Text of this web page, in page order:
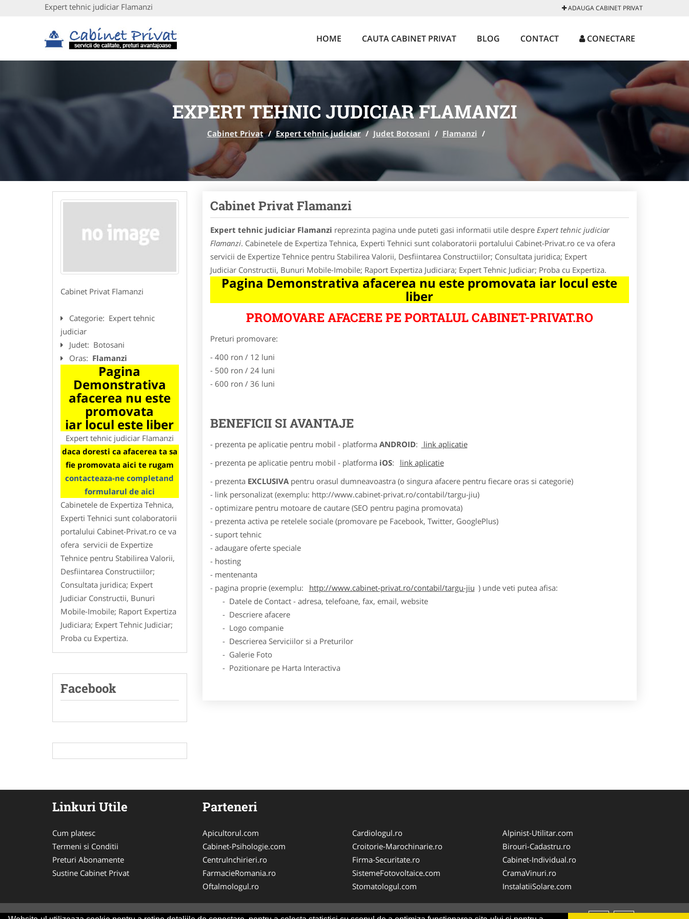
Expert tehnic judiciar Flamanzi ADAUGA CABINET PRIVAT
HOME CAUTA CABINET PRIVAT BLOG CONTACT CONECTARE
EXPERT TEHNIC JUDICIAR FLAMANZI
Cabinet Privat / Expert tehnic judiciar / Judet Botosani / Flamanzi /
Cabinet Privat Flamanzi
Categorie: Expert tehnic
judiciar
Judet: Botosani
Oras: Flamanzi
Pagina
Demonstrativa
afacerea nu este
promovata
iar locul este liber
Expert tehnic judiciar Flamanzi
daca doresti ca afacerea ta sa
fie promovata aici te rugam
contacteaza-ne completand
formularul de aici
Cabinetele de Expertiza Tehnica,
Experti Tehnici sunt colaboratorii
portalului Cabinet-Privat.ro ce va
ofera servicii de Expertize
Tehnice pentru Stabilirea Valorii,
Desfiintarea Constructiilor;
Consultata juridica; Expert
Judiciar Constructii, Bunuri
Mobile-Imobile; Raport Expertiza
Judiciara; Expert Tehnic Judiciar;
Proba cu Expertiza.
Facebook
Cabinet Privat Flamanzi
Expert tehnic judiciar Flamanzi reprezinta pagina unde puteti gasi informatii utile despre Expert tehnic judiciar
Flamanzi. Cabinetele de Expertiza Tehnica, Experti Tehnici sunt colaboratorii portalului Cabinet-Privat.ro ce va ofera
servicii de Expertize Tehnice pentru Stabilirea Valorii, Desfiintarea Constructiilor; Consultata juridica; Expert
Judiciar Constructii, Bunuri Mobile-Imobile; Raport Expertiza Judiciara; Expert Tehnic Judiciar; Proba cu Expertiza.
Pagina Demonstrativa afacerea nu este promovata iar locul este
liber
PROMOVARE AFACERE PE PORTALUL CABINET-PRIVAT.RO
Preturi promovare:
- 400 ron / 12 luni
- 500 ron / 24 luni
- 600 ron / 36 luni
BENEFICII SI AVANTAJE
- prezenta pe aplicatie pentru mobil - platforma ANDROID:
link aplicatie
- prezenta pe aplicatie pentru mobil - platforma iOS:
link aplicatie
- prezenta EXCLUSIVApentru orasul dumneavoastra (o singura afacere pentru fiecare oras si categorie)
- link personalizat (exemplu: http://www.cabinet-privat.ro/contabil/targu-jiu)
- optimizare pentru motoare de cautare (SEO pentru pagina promovata)
- prezenta activa pe retelele sociale (promovare pe Facebook, Twitter, GooglePlus)
- suport tehnic
- adaugare oferte speciale
- hosting
- mentenanta
- pagina proprie (exemplu:
http://www.cabinet-privat.ro/contabil/targu-jiu ) unde veti putea afisa:
- Datele de Contact - adresa, telefoane, fax, email, website
- Descriere afacere
- Logo companie
- Descrierea Serviciilor si a Preturilor
- Galerie Foto
- Pozitionare pe Harta Interactiva
Linkuri Utile
Cum platesc
Termeni si Conditii
Preturi Abonamente
Sustine Cabinet Privat
Parteneri
Apicultorul.com
Cabinet-Psihologie.com
CentruInchirieri.ro
FarmacieRomania.ro
Oftalmologul.ro
Cardiologul.ro
Croitorie-Marochinarie.ro
Firma-Securitate.ro
SistemeFotovoltaice.com
Stomatologul.com
Alpinist-Utilitar.com
Birouri-Cadastru.ro
Cabinet-Individual.ro
CramaVinuri.ro
InstalatiiSolare.com